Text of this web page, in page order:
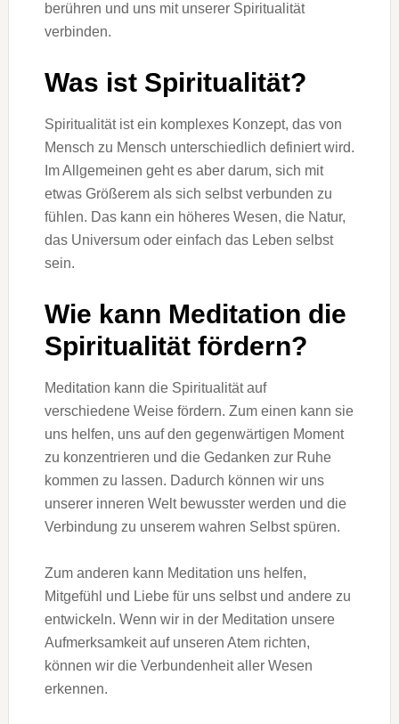
berühren und uns mit unserer Spiritualität
verbinden.
Was ist Spiritualität?
Spiritualität ist ein komplexes Konzept, das von
Mensch zu Mensch unterschiedlich definiert wird.
Im Allgemeinen geht es aber darum, sich mit
etwas Größerem als sich selbst verbunden zu
fühlen. Das kann ein höheres Wesen, die Natur,
das Universum oder einfach das Leben selbst
sein.
Wie kann Meditation die
Spiritualität fördern?
Meditation kann die Spiritualität auf
verschiedene Weise fördern. Zum einen kann sie
uns helfen, uns auf den gegenwärtigen Moment
zu konzentrieren und die Gedanken zur Ruhe
kommen zu lassen. Dadurch können wir uns
unserer inneren Welt bewusster werden und die
Verbindung zu unserem wahren Selbst spüren.
Zum anderen kann Meditation uns helfen,
Mitgefühl und Liebe für uns selbst und andere zu
entwickeln. Wenn wir in der Meditation unsere
Aufmerksamkeit auf unseren Atem richten,
können wir die Verbundenheit aller Wesen
erkennen.